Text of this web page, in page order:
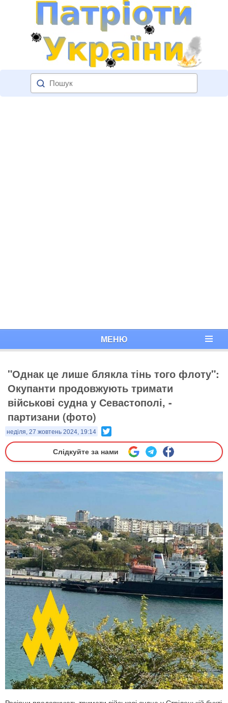
МЕНЮ
"Однак це лише блякла тінь того флоту":
Окупанти продовжують тримати
військові судна у Севастополі, -
партизани (фото)
неділя, 27 жовтень 2024, 19:14
Слідкуйте за нами